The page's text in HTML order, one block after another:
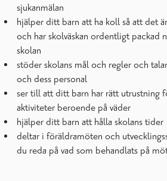
sjukanmälan
hjälper ditt barn att ha koll så att det
och har skolväskan ordentligt packad
skolan
stöder skolans mål och regler och
och dess personal
ser till att ditt barn har rätt utrustning
aktiviteter beroende på väder
hjälper ditt barn att hålla skolans tider
deltar i föräldramöten och
du reda på vad som behandlats på